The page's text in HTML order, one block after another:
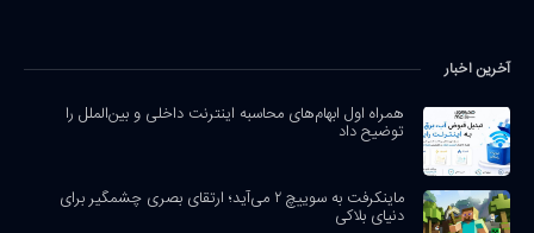
آخرین اخبار
همراه اول ابهام‌های محاسبه اینترنت داخلی و بین‌الملل را
توضیح داد
ماینکرفت به سوییچ ۲ می‌آید؛ ارتقای بصری چشمگیر برای
دنیای بلاکی